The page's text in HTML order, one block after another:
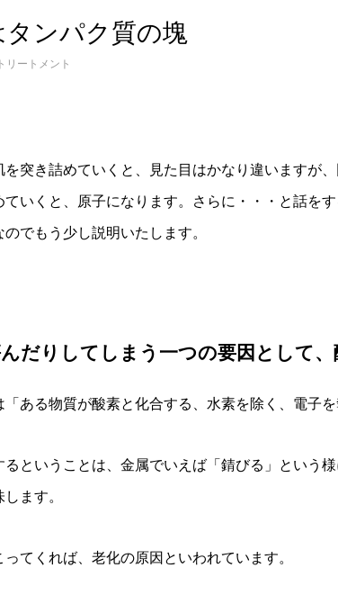
タンパク質の塊
リートメント
を突き詰めていくと、見た目はかなり違いますが
ていくと、原子になります。さらに・・・と話を
のでもう少し説明いたします。
だりしてしまう一つの要因として、
ある物質が酸素と化合する、水素を除く、電子
るということは、金属でいえば「錆びる」という
ます。
ってくれば、老化の原因といわれています。